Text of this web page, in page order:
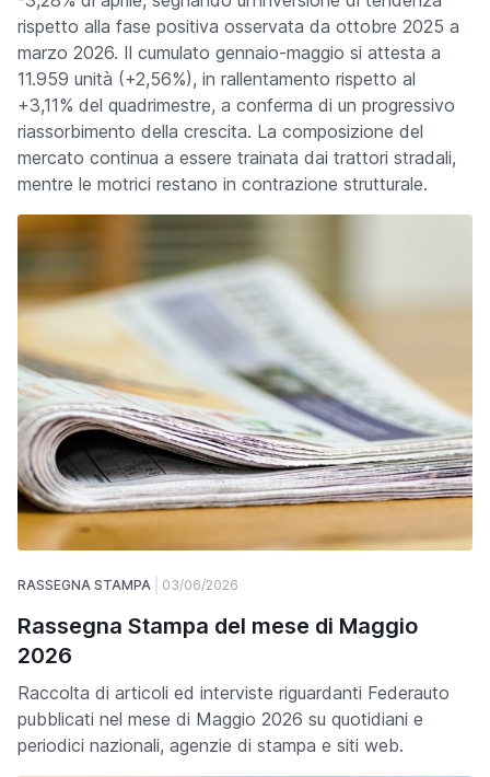
rispetto alla fase positiva osservata da ottobre 2025 a
marzo 2026. Il cumulato gennaio-maggio si attesta a
11.959 unità (+2,56%), in rallentamento rispetto al
+3,11% del quadrimestre, a conferma di un progressivo
riassorbimento della crescita. La composizione del
mercato continua a essere trainata dai trattori stradali,
mentre le motrici restano in contrazione strutturale.
RASSEGNA STAMPA 03/06/2026
Rassegna Stampa del mese di Maggio
2026
Raccolta di articoli ed interviste riguardanti Federauto
pubblicati nel mese di Maggio 2026 su quotidiani e
periodici nazionali, agenzie di stampa e siti web.